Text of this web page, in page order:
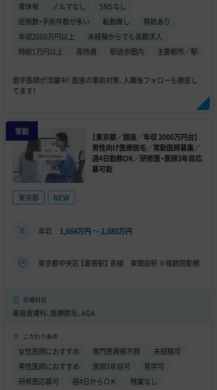
育休有
ノルマなし
SNSなし
症例数・手術件数が多い
転勤無し
昇給あり
年収2000万円以上
未経験からでも高額求人
時給1万円以上
高待遇 駅徒歩圏内 主要都市／駅
若手医師が活躍中！ 面接の事前対策、入職後フォローも徹底し
てます！
常勤
【東京都／銀座／年収 2000万円台】
男性向け医療脱毛／常勤医師募集／
週4日勤務OK／研修医・医師3年目応
募可能
東京都 NEW
年収 1,664万円 〜2,080万円
東京都中央区 【最寄駅】 各線 東銀座駅 ※複数院勤務
診療科目
美容皮膚科、医療脱毛、AGA
こだわり条件
女性医師におすすめ 専門医資格不問
未経験可
男性医師におすすめ
医師3年目可
見学可
研修医応募可
週4日からＯＫ
残業なし